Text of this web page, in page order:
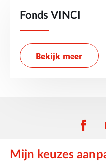
Fonds VINCI
Bekijk meer
Mijn keuzes